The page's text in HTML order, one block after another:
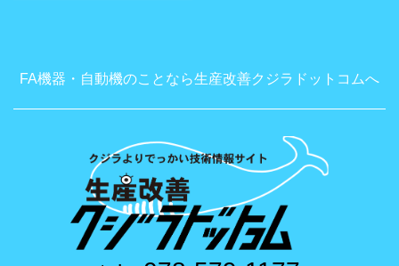
FA機器・自動機のことなら生産改善クジラドットコムへ